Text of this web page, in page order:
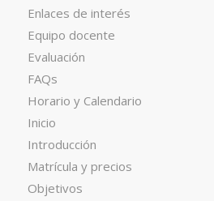
Enlaces de interés
Equipo docente
Evaluación
FAQs
Horario y Calendario
Inicio
Introducción
Matrícula y precios
Objetivos